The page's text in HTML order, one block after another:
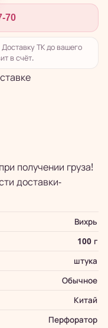
70
Доставку ТК до вашего
в счёт.
получении груза!
доставки-
Вихрь
100 г
штука
Обычное
Китай
Перфоратор